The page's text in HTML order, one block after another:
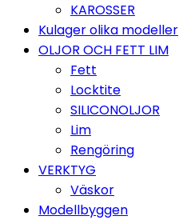
KAROSSER
Kulager olika modeller
OLJOR OCH FETT LIM
Fett
Locktite
SILICONOLJOR
Lim
Rengöring
VERKTYG
Väskor
Modellbyggen